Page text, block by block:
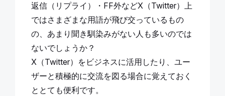
返信（リプライ）・FF外などX（Twitter）上
ではさまざまな用語が飛び交っているもの
の、あまり聞き馴染みがない人も多いのでは
ないでしょうか？
X（Twitter）をビジネスに活用したり、ユー
ザーと積極的に交流を図る場合に覚えておく
ととても便利です。